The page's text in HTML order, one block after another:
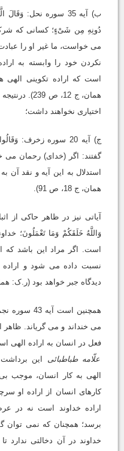
ب) آیه 35 سوره نحل:
دُونِهِ مِن شَیْءٍ؛ کسانى که شرک
مى خواست، ما غیر او را
نکردن خود را وابسته به
است که اراده تکوینى
همان، ج 12،
اختیارى نخواهند داشت؛
ج) آیه 20 سوره زخرف:
گفتند: اگر (خداى) رحمان مى
همان، ج 18، ص 91).
وَاللَّهُ خَلَقَکُمْ وَمَا تَعْمَلُونَ؛
است. اگر مراد این باشد که
نسبت داده مى شود و اراده
دیدگاه جبر خواهد بود (ر.ک: همان، ج
همچنین
مى خنداند و مى گریاند. ظاهر
فعل در انسان به اراده الهى
علّامه طباطبائى
این
الهى به کار انسان، موجب
کارهاى انسان از اراده او
اراده خداوند است نه در
برسد؛ همچنان که نمى توان
خداوند در آن دخالتى ندارد